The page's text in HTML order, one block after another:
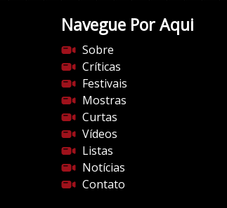
Navegue Por Aqui
Sobre
Críticas
Festivais
Mostras
Curtas
Vídeos
Listas
Notícias
Contato